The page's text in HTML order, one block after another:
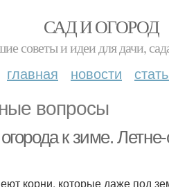
САД И ОГОРОД
советы и идеи для дачи,
главная новости
вопросы
к зиме.
корни, которые даже под